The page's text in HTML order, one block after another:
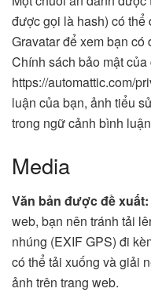
được gọi là hash) có
Gravatar để xem bạn
Chính sách bảo mật
https://automattic.com/
luận của bạn, ảnh tiểu
trong ngữ cảnh bình
Media
Văn bản được đề xuất:
web, bạn nên tránh tải
nhúng (EXIF GPS) đi
có thể tải xuống và giải
ảnh trên trang web.